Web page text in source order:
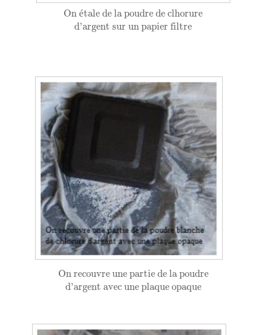
On étale de la poudre de clhorure
On étale de la poudre de clhorure
d'argent sur un papier filtre
d'argent sur un papier filtre
On recouvre une partie de la poudre
On recouvre une partie de la poudre
d'argent avec une plaque opaque
d'argent avec une plaque opaque